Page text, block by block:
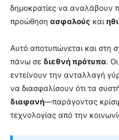
δημοκρατίες να αναλάβουν
προώθηση ασφαλούς και
Αυτό αποτυπώνεται και στη
πάνω σε διεθνή πρότυπα.
εντείνουν την ανταλλαγή
να διασφαλίσουν ότι τα
διαφανή—παράγοντας
τεχνολογίας από την